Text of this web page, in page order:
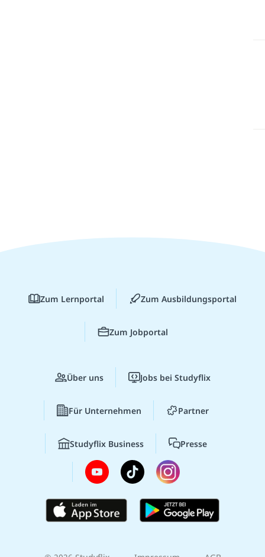
Zum Lernportal Zum Ausbildungsportal
Zum Jobportal
Über uns Jobs bei Studyflix
Für Unternehmen Partner
Studyflix Business Presse